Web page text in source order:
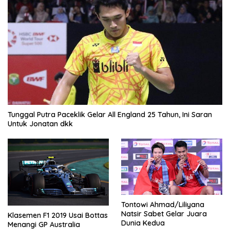
Tunggal Putra Paceklik Gelar All England 25 Tahun, Ini Saran
Untuk Jonatan dkk
Klasemen F1 2019 Usai Bottas
Menangi GP Australia
Tontowi Ahmad/Liliyana
Natsir Sabet Gelar Juara
Dunia Kedua